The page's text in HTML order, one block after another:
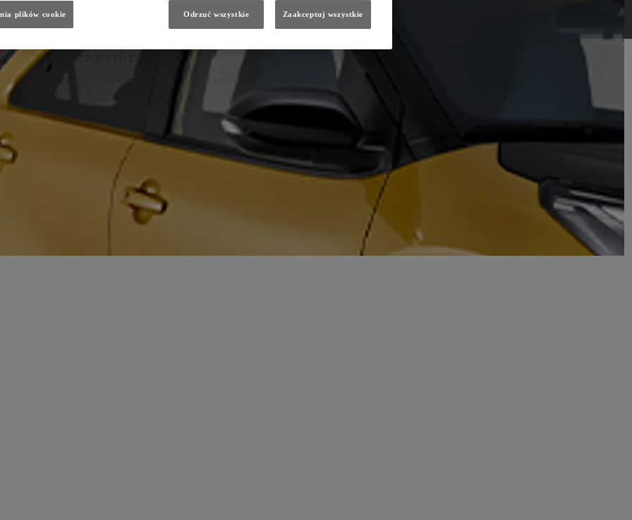
etap naszego rozwoju
również o to, jak nasz salon jest postrzegany. Dlatego dziś wprowadzamy odświeżony logotyp – nowoczesny, spójny i lepiej oddający kierunek, w jakim się rozwijamy.
plików cookie Odrzuć wszystkie Zaakceptuj wszystkie